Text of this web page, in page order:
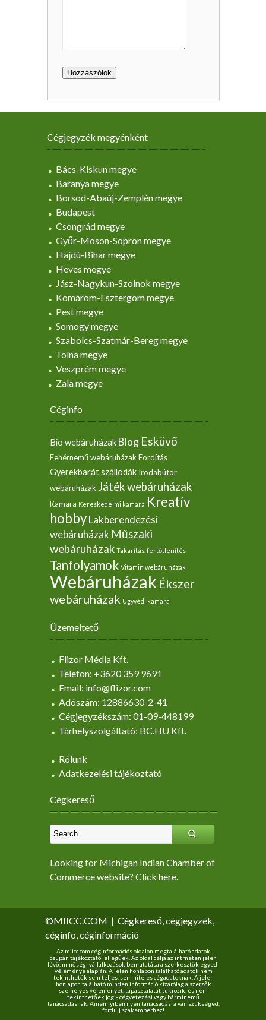
Cégjegyzék megyénként
Bács-Kiskun megye
Baranya megye
Borsod-Abaúj-Zemplén megye
Budapest
Csongrád megye
Győr-Moson-Sopron megye
Hajdú-Bihar megye
Heves megye
Jász-Nagykun-Szolnok megye
Komárom-Esztergom megye
Pest megye
Somogy megye
Szabolcs-Szatmár-Bereg megye
Tolna megye
Veszprém megye
Zala megye
Céginfo
Bio webáruházak Blog Esküvő
Fehérnemű webáruházak Fordítás
Gyerekbarát szállodák Irodabútor
webáruházak Játék webáruházak
Kamara Kereskedelmi kamara Kreatív
hobbyLakberendezési
webáruházak Műszaki
webáruházak Takarítás, fertőtlenítés
Tanfolyamok Vitamin webáruházak
Webáruházak Ékszer
webáruházak Ügyvédi kamara
Üzemeltető
Flizor Média Kft.
Telefon: +3620 359 9691
Email: info@flizor.com
Adószám: 12886630-2-41
Cégjegyzékszám: 01-09-448199
Tárhelyszolgáltató: BC.HU Kft.
Rólunk
Adatkezelési tájékoztató
Cégkereső
Looking for Michigan Indian Chamber of
Commerce website? Click here.
©MIICC.COM | Cégkereső, cégjegyzék,
céginfo, céginformáció
Az miicc.com céginformációs oldalon megtalálható adatok
csupán tájékoztató jellegűek. Az oldal célja az intrneten jelen
lévő, minőségi vállalkozások bemutatása a szerkesztők egyedi
véleménye alapján. A jelen honlapon található adatok nem
tekinthetők sem teljes, sem hiteles cégadatoknak. A jelen
honlapon található minden információ kizárólag a szerzők
személyes véleményét, tapasztalatát tükrözik, és nem
tekinthetőek jogi-, cégvetezési vagy bárminemű
tanácsadásnak. Amennyiben ilyen tanácsadásra van szükséged,
fordulj szakemberhez!